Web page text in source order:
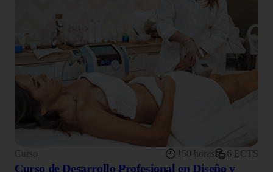
Curso 150 horas 6 ECTS
Curso de Desarrollo Profesional en Diseño y